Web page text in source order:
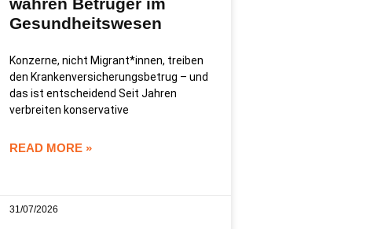
wahren Betrüger im
Gesundheitswesen
Konzerne, nicht Migrant*innen, treiben
den Krankenversicherungsbetrug – und
das ist entscheidend Seit Jahren
verbreiten konservative
READ MORE »
31/07/2026